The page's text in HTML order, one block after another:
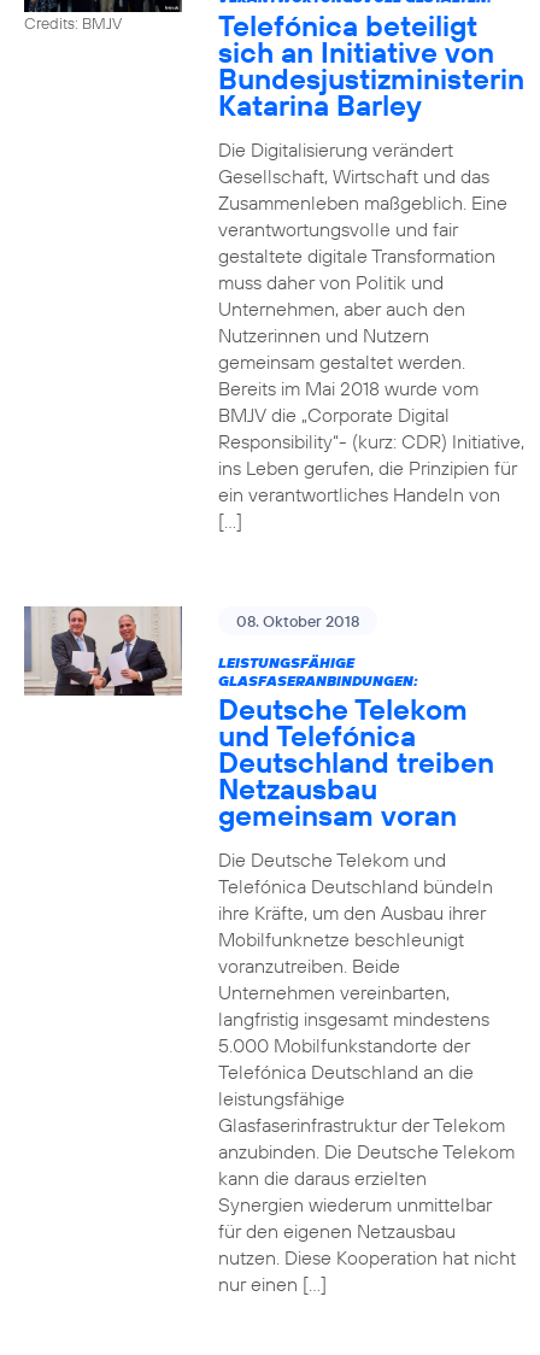
Credits: BMJV Telefónica beteiligt
sich an Initiative von
Bundesjustizministerin
Katarina Barley
Die Digitalisierung verändert
Gesellschaft, Wirtschaft und das
Zusammenleben maßgeblich. Eine
verantwortungsvolle und fair
gestaltete digitale Transformation
muss daher von Politik und
Unternehmen, aber auch den
Nutzerinnen und Nutzern
gemeinsam gestaltet werden.
Bereits im Mai 2018 wurde vom
BMJV die „Corporate Digital
Responsibility“- (kurz: CDR) Initiative,
ins Leben gerufen, die Prinzipien für
ein verantwortliches Handeln von
[…]
08. Oktober 2018
LEISTUNGSFÄHIGE
GLASFASERANBINDUNGEN:
Deutsche Telekom
und Telefónica
Deutschland treiben
Netzausbau
gemeinsam voran
Die Deutsche Telekom und
Telefónica Deutschland bündeln
ihre Kräfte, um den Ausbau ihrer
Mobilfunknetze beschleunigt
voranzutreiben. Beide
Unternehmen vereinbarten,
langfristig insgesamt mindestens
5.000 Mobilfunkstandorte der
Telefónica Deutschland an die
leistungsfähige
Glasfaserinfrastruktur der Telekom
anzubinden. Die Deutsche Telekom
kann die daraus erzielten
Synergien wiederum unmittelbar
für den eigenen Netzausbau
nutzen. Diese Kooperation hat nicht
nur einen […]